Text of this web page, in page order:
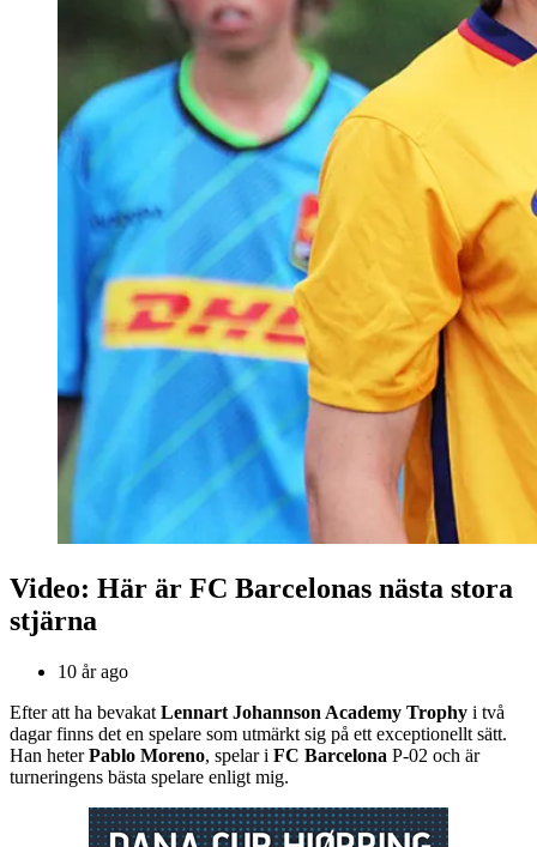
Video: Här är FC Barcelonas nästa stora
stjärna
10 år ago
Efter att ha bevakat Lennart Johannson Academy Trophy i två
dagar finns det en spelare som utmärkt sig på ett exceptionellt sätt.
Han heterPablo Moreno, spelar i FC Barcelona P-02 och är
turneringens bästa spelare enligt mig.